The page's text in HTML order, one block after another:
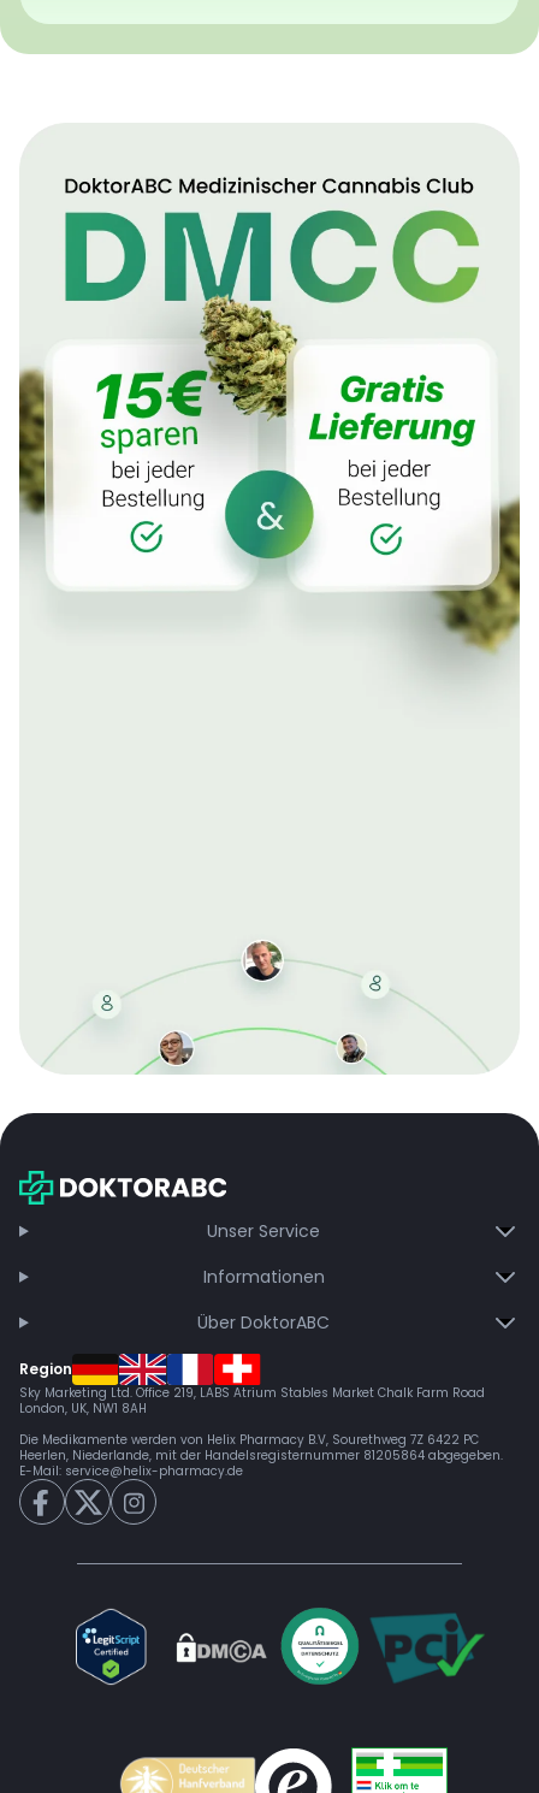
bei jeder Bestellung, erhalten schnelle Lieferung und
Unser Service
Informationen
Über DoktorABC
Region
Sky Marketing Ltd. Office 219, LABS Atrium Stables Market Chalk Farm Road
London, UK, NW1 8AH
Die Medikamente werden von Helix Pharmacy B.V, Sourethweg 7Z 6422 PC
Heerlen, Niederlande, mit der Handelsregisternummer 81205864 abgegeben.
E-Mail: service@helix-pharmacy.de